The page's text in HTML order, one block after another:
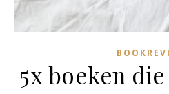
5x boeken